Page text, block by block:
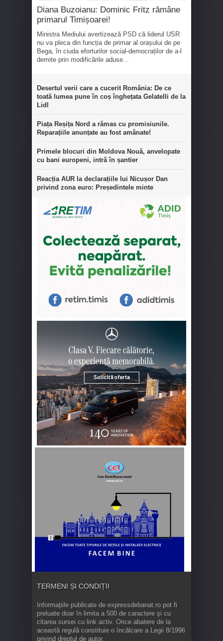
Diana Buzoianu: Dominic Fritz rămâne
primarul Timișoarei!
Ministra Mediului avertizează PSD că liderul USR
nu va pleca din funcția de primar al orașului de pe
Bega, în ciuda eforturilor social-democraților de a-l
demite prin modificările aduse...
Desertul verii care a cucerit România: De ce
toată lumea pune în coș înghețata Gelatelli de la
Lidl
Piața Reșița Nord a rămas cu promisiunile.
Reparațiile anunțate au fost amânate!
Primele blocuri din Moldova Nouă, anvelopate
cu bani europeni, intră în șantier
Reacția AUR la declarațiile lui Nicușor Dan
privind zona euro: Președintele minte
TERMENI ȘI CONDIȚII
Informaţiile publicate de expressdebanat.ro pot fi
preluate doar în limita a 500 de caractere şi cu
citarea sursei cu link activ. Orice abatere de la
această regulă constituie o încălcare a Legii 8/1996
privind dreptul de autor.